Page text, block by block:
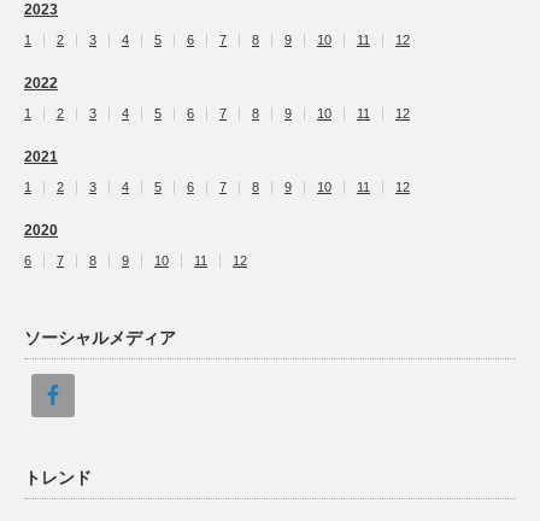
2023
1 2 3 4 5 6 7 8 9 10 11 12
2022
1 2 3 4 5 6 7 8 9 10 11 12
2021
1 2 3 4 5 6 7 8 9 10 11 12
2020
6 7 8 9 10 11 12
ソーシャルメディア
トレンド